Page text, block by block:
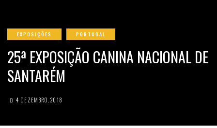
EXPOSIÇÕES PORTUGAL
25ª EXPOSIÇÃO CANINA NACIONAL DE
SANTARÉM
4 DEZEMBRO, 2018